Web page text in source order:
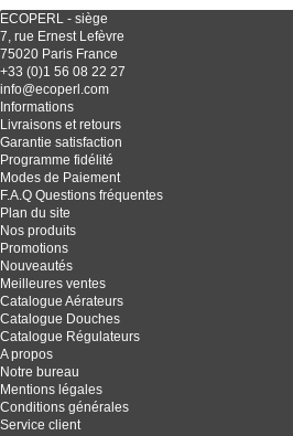
ECOPERL - siège
7, rue Ernest Lefèvre
75020 Paris France
+33 (0)1 56 08 22 27
info@ecoperl.com
Informations
Livraisons et retours
Garantie satisfaction
Programme fidélité
Modes de Paiement
F.A.Q Questions fréquentes
Plan du site
Nos produits
Promotions
Nouveautés
Meilleures ventes
Catalogue Aérateurs
Catalogue Douches
Catalogue Régulateurs
A propos
Notre bureau
Mentions légales
Conditions générales
Service client